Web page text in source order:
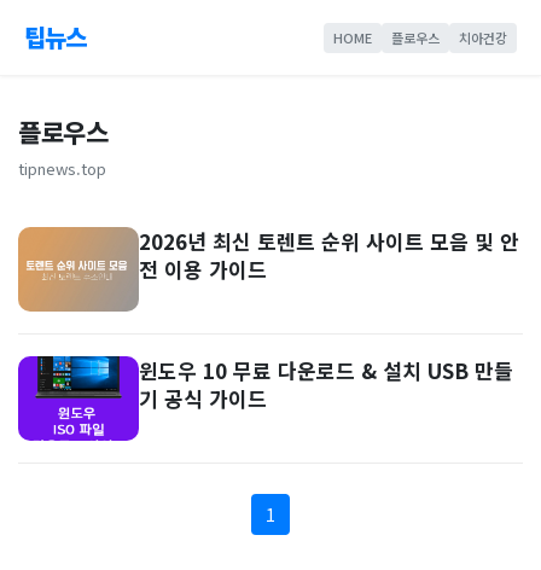
팁뉴스 HOME 플로우스 치아건강
플로우스
tipnews.top
2026년 최신 토렌트 순위 사이트 모음 및 안
전 이용 가이드
윈도우 10 무료 다운로드 & 설치 USB 만들
기 공식 가이드
1